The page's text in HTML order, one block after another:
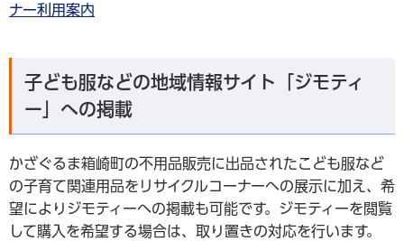
ナー利用案内
子ども服などの地域情報サイト「ジモティ
ー」への掲載
かざぐるま箱崎町の不用品販売に出品されたこども服など
の子育て関連用品をリサイクルコーナーへの展示に加え、希
望によりジモティーへの掲載も可能です。ジモティーを閲覧
して購入を希望する場合は、取り置きの対応を行います。